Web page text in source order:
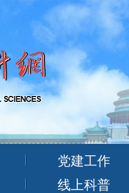
党建工作
线上科普